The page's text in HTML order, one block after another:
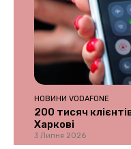
НОВИНИ VODAFONE
200 тисяч
Харкові
3 Липня 2026